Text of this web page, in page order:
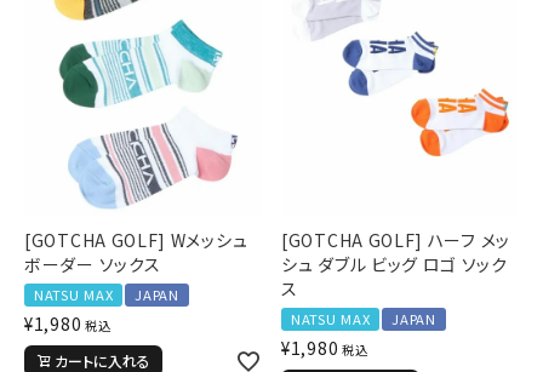
[GOTCHA GOLF] Wメッシュ
ボーダー ソックス
NATSU MAX JAPAN
¥1,980 税込
カートに入れる
[GOTCHA GOLF] ハーフ メッ
シュ ダブル ビッグ ロゴ ソック
ス
NATSU MAX JAPAN
¥1,980 税込